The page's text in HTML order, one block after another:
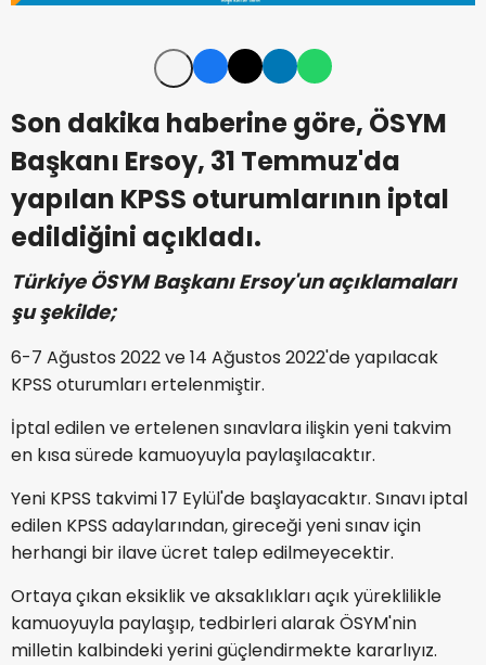
Son dakika haberine göre, ÖSYM
Başkanı Ersoy, 31 Temmuz'da
yapılan KPSS oturumlarının iptal
edildiğini açıkladı.
Türkiye ÖSYM Başkanı Ersoy'un açıklamaları
şu şekilde;
6-7 Ağustos 2022 ve 14 Ağustos 2022'de yapılacak
KPSS oturumları ertelenmiştir.
İptal edilen ve ertelenen sınavlara ilişkin yeni takvim
en kısa sürede kamuoyuyla paylaşılacaktır.
Yeni KPSS takvimi 17 Eylül'de başlayacaktır. Sınavı iptal
edilen KPSS adaylarından, gireceği yeni sınav için
herhangi bir ilave ücret talep edilmeyecektir.
Ortaya çıkan eksiklik ve aksaklıkları açık yüreklilikle
kamuoyuyla paylaşıp, tedbirleri alarak ÖSYM'nin
milletin kalbindeki yerini güçlendirmekte kararlıyız.